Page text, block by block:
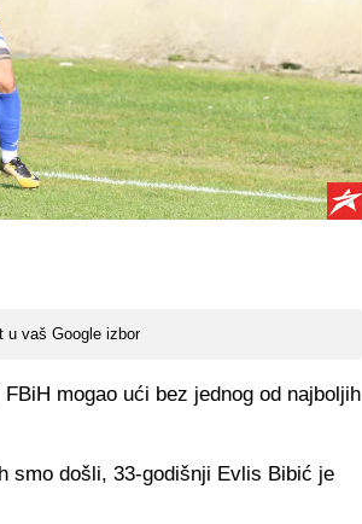
u vaš Google izbor
mogao ući bez jednog od najboljih
smo došli, 33-godišnji Evlis Bibić je